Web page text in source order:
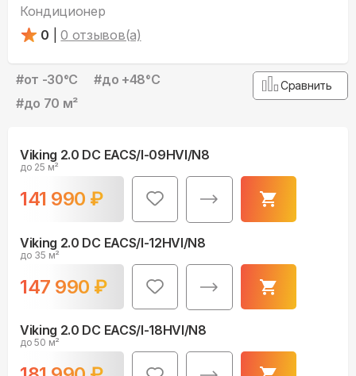
Кондиционер
0
0 отзывов(а)
#от -30°С #до +48°С
#до 70 м²
Сравнить
Viking 2.0 DC EACS/I-09HVI/N8
до 25 м²
141 990 ₽
Viking 2.0 DC EACS/I-12HVI/N8
до 35 м²
147 990 ₽
Viking 2.0 DC EACS/I-18HVI/N8
до 50 м²